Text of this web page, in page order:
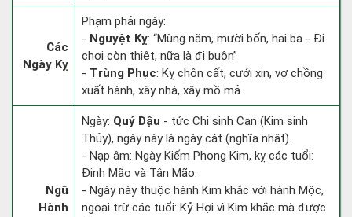
Các
Ngày Kỵ
Phạm phải ngày:
- Nguyệt Kỵ: “Mùng năm, mười bốn, hai ba - Đi
chơi còn thiệt, nữa là đi buôn”
- Trùng Phục: Kỵ chôn cất, cưới xin, vợ chồng
xuất hành, xây nhà, xây mồ mả.
Ngũ
Hành
Ngày: Quý Dậu - tức Chi sinh Can (Kim sinh
Thủy), ngày này là ngày cát (nghĩa nhật).
- Nạp âm: Ngày Kiếm Phong Kim, kỵ các tuổi:
Đinh Mão và Tân Mão.
- Ngày này thuộc hành Kim khắc với hành Mộc,
ngoại trừ các tuổi: Kỷ Hợi vì Kim khắc mà được